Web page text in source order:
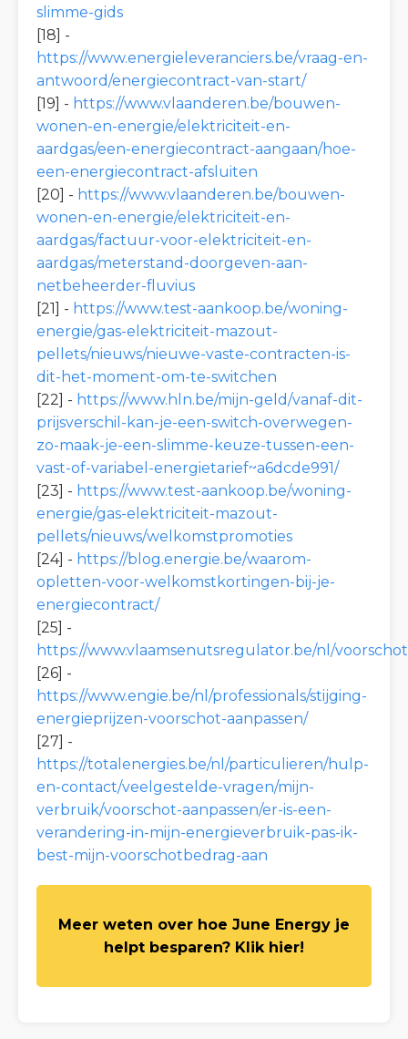
slimme-gids
[18] -
https://www.energieleveranciers.be/vraag-en-
antwoord/energiecontract-van-start/
[19] - https://www.vlaanderen.be/bouwen-
wonen-en-energie/elektriciteit-en-
aardgas/een-energiecontract-aangaan/hoe-
een-energiecontract-afsluiten
[20] - https://www.vlaanderen.be/bouwen-
wonen-en-energie/elektriciteit-en-
aardgas/factuur-voor-elektriciteit-en-
aardgas/meterstand-doorgeven-aan-
netbeheerder-fluvius
[21] - https://www.test-aankoop.be/woning-
energie/gas-elektriciteit-mazout-
pellets/nieuws/nieuwe-vaste-contracten-is-
dit-het-moment-om-te-switchen
[22] - https://www.hln.be/mijn-geld/vanaf-dit-
prijsverschil-kan-je-een-switch-overwegen-
zo-maak-je-een-slimme-keuze-tussen-een-
vast-of-variabel-energietarief~a6dcde991/
[23] - https://www.test-aankoop.be/woning-
energie/gas-elektriciteit-mazout-
pellets/nieuws/welkomstpromoties
[24] - https://blog.energie.be/waarom-
opletten-voor-welkomstkortingen-bij-je-
energiecontract/
[25] -
https://www.vlaamsenutsregulator.be/nl/
[26] -
https://www.engie.be/nl/professionals/stijging-
energieprijzen-voorschot-aanpassen/
[27] -
https://totalenergies.be/nl/particulieren/hulp-
en-contact/veelgestelde-vragen/mijn-
verbruik/voorschot-aanpassen/er-is-een-
verandering-in-mijn-energieverbruik-pas-ik-
best-mijn-voorschotbedrag-aan
Meer weten over hoe June Energy je
helpt besparen? Klik hier!